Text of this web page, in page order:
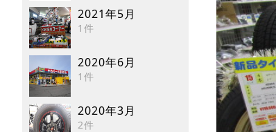
2021年5月
1件
2020年6月
1件
2020年3月
2件